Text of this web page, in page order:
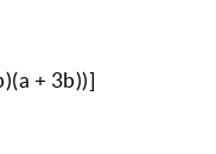
+ 3b))]